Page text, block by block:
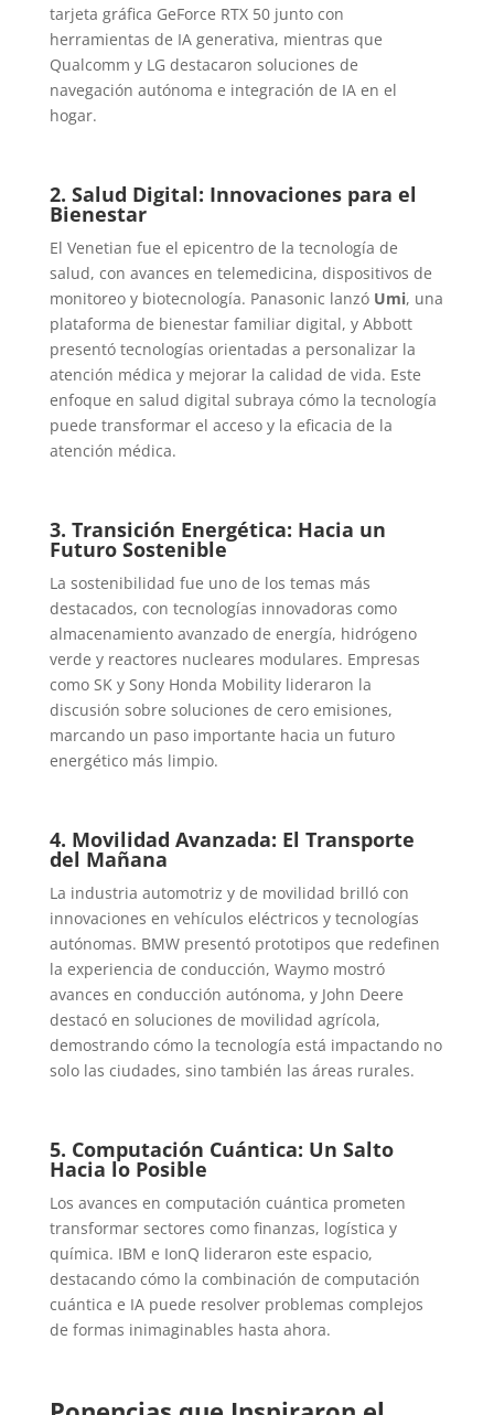
tarjeta gráfica GeForce RTX 50 junto con
herramientas de IA generativa, mientras que
Qualcomm y LG destacaron soluciones de
navegación autónoma e integración de IA en el
hogar.
2. Salud Digital: Innovaciones para el
Bienestar
El Venetian fue el epicentro de la tecnología de
salud, con avances en telemedicina, dispositivos de
monitoreo y biotecnología. Panasonic lanzó Umi, una
plataforma de bienestar familiar digital, y Abbott
presentó tecnologías orientadas a personalizar la
atención médica y mejorar la calidad de vida. Este
enfoque en salud digital subraya cómo la tecnología
puede transformar el acceso y la eficacia de la
atención médica.
3. Transición Energética: Hacia un
Futuro Sostenible
La sostenibilidad fue uno de los temas más
destacados, con tecnologías innovadoras como
almacenamiento avanzado de energía, hidrógeno
verde y reactores nucleares modulares. Empresas
como SK y Sony Honda Mobility lideraron la
discusión sobre soluciones de cero emisiones,
marcando un paso importante hacia un futuro
energético más limpio.
4. Movilidad Avanzada: El Transporte
del Mañana
La industria automotriz y de movilidad brilló con
innovaciones en vehículos eléctricos y tecnologías
autónomas. BMW presentó prototipos que redefinen
la experiencia de conducción, Waymo mostró
avances en conducción autónoma, y John Deere
destacó en soluciones de movilidad agrícola,
demostrando cómo la tecnología está impactando no
solo las ciudades, sino también las áreas rurales.
5. Computación Cuántica: Un Salto
Hacia lo Posible
Los avances en computación cuántica prometen
transformar sectores como finanzas, logística y
química. IBM e IonQ lideraron este espacio,
destacando cómo la combinación de computación
cuántica e IA puede resolver problemas complejos
de formas inimaginables hasta ahora.